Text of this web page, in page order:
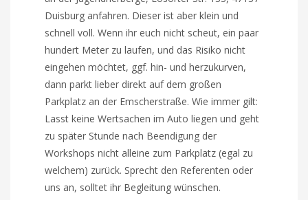
Duisburg anfahren. Dieser ist aber klein und
schnell voll. Wenn ihr euch nicht scheut, ein paar
hundert Meter zu laufen, und das Risiko nicht
eingehen möchtet, ggf. hin- und herzukurven,
dann parkt lieber direkt auf dem großen
Parkplatz an der Emscherstraße. Wie immer gilt:
Lasst keine Wertsachen im Auto liegen und geht
zu später Stunde nach Beendigung der
Workshops nicht alleine zum Parkplatz (egal zu
welchem) zurück. Sprecht den Referenten oder
uns an, solltet ihr Begleitung wünschen.